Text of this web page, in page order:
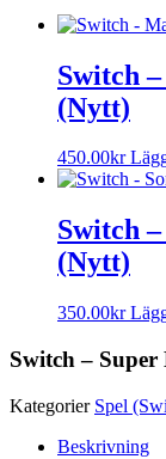
Switch
(Nytt)
450.00kr
Switch
(Nytt)
350.00kr
Switch –
Kategorier Spel
Beskrivning